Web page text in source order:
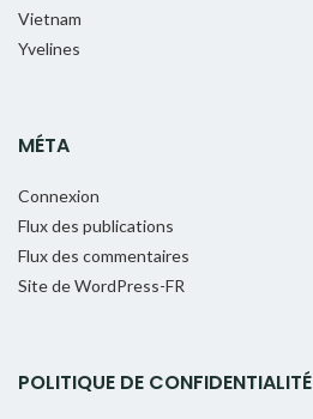
Vietnam
Yvelines
MÉTA
Connexion
Flux des publications
Flux des commentaires
Site de WordPress-FR
POLITIQUE DE CONFIDENTIALITÉ